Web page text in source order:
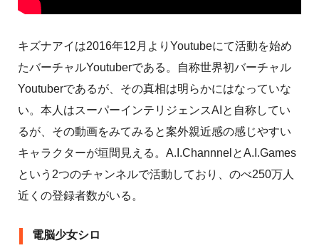
キズナアイは2016年12月よりYoutubeにて活動を始め
たバーチャルYoutuberである。自称世界初バーチャル
Youtuberであるが、その真相は明らかにはなっていな
い。本人はスーパーインテリジェンスAIと自称してい
るが、その動画をみてみると案外親近感の感じやすい
キャラクターが垣間見える。A.I.ChannnelとA.I.Games
という2つのチャンネルで活動しており、のべ250万人
近くの登録者数がいる。
電脳少女シロ